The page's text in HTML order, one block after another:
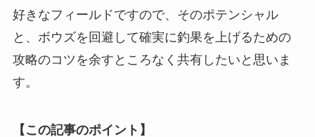
好きなフィールドですので、そのポテンシャル
と、ボウズを回避して確実に釣果を上げるための
攻略のコツを余すところなく共有したいと思いま
す。
【この記事のポイント】